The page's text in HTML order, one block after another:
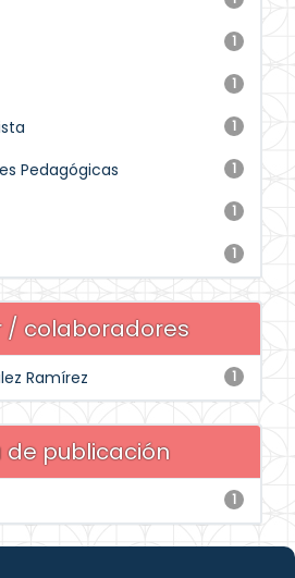
1
1
1
1
Pedagógicas
1
1
/ colaboradores
1
Ramírez
de publicación
1